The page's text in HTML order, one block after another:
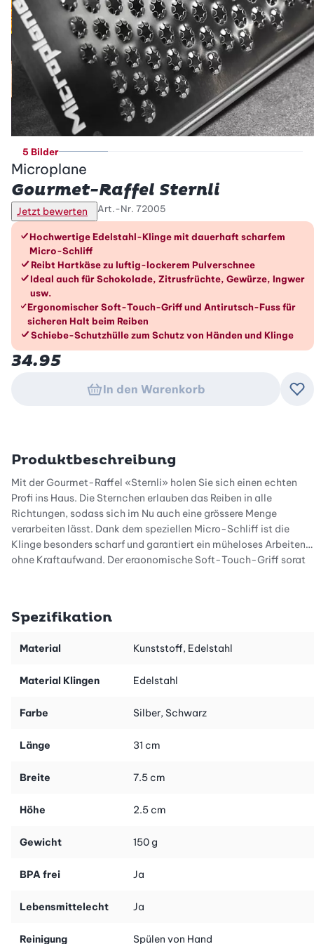
5 Bilder
Microplane
Gourmet-Raffel Sternli
Jetzt bewerten Art.-Nr. 72005
Die Vorteile im Überblick
Hochwertige Edelstahl-Klinge mit dauerhaft scharfem
Micro-Schliff
Reibt Hartkäse zu luftig-lockerem Pulverschnee
Ideal auch für Schokolade, Zitrusfrüchte, Gewürze, Ingwer
usw.
Ergonomischer Soft-Touch-Griff und Antirutsch-Fuss für
sicheren Halt beim Reiben
Schiebe-Schutzhülle zum Schutz von Händen und Klinge
34.95
In den Warenkorb
Produktbeschreibung
Mit der Gourmet-Raffel «Sternli» holen Sie sich einen echten
Profi ins Haus. Die Sternchen erlauben das Reiben in alle
Richtungen, sodass sich im Nu auch eine grössere Menge
verarbeiten lässt. Dank dem speziellen Micro-Schliff ist die
Klinge besonders scharf und garantiert ein müheloses Arbeiten
ohne Kraftaufwand. Der ergonomische Soft-Touch-Griff sorgt
Anwendungsbereiche - ganz nach Ihrem Gusto!
Spezifikation
Material Kunststoff, Edelstahl
Material Klingen Edelstahl
Farbe Silber, Schwarz
Länge 31 cm
Breite 7.5 cm
Höhe 2.5 cm
Gewicht 150 g
BPA frei Ja
Lebensmittelecht Ja
Reinigung Spülen von Hand